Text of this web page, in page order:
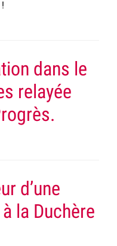
dans le
relayée
d’une
la Duchère